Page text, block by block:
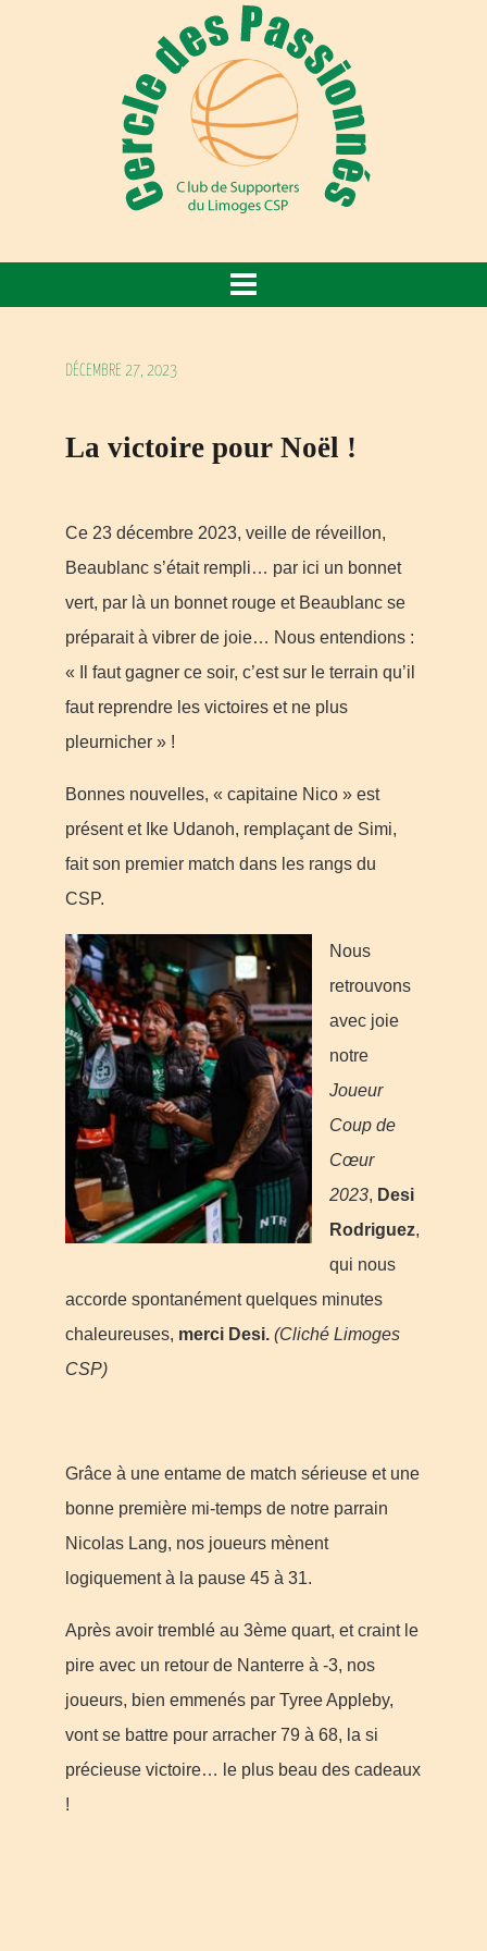
DÉCEMBRE 27, 2023
La victoire pour Noël !
Ce 23 décembre 2023, veille de réveillon,
Beaublanc s’était rempli… par ici un bonnet
vert, par là un bonnet rouge et Beaublanc se
préparait à vibrer de joie… Nous entendions :
« Il faut gagner ce soir, c’est sur le terrain qu’il
faut reprendre les victoires et ne plus
pleurnicher » !
Bonnes nouvelles, « capitaine Nico » est
présent et Ike Udanoh, remplaçant de Simi,
fait son premier match dans les rangs du
CSP.
Nous
retrouvons
avec joie
notre
Joueur
Coup de
Cœur
2023, Desi
Rodriguez,
qui nous
accorde spontanément quelques minutes
chaleureuses, merci Desi. (Cliché Limoges
CSP)
Grâce à une entame de match sérieuse et une
bonne première mi-temps de notre parrain
Nicolas Lang, nos joueurs mènent
logiquement à la pause 45 à 31.
Après avoir tremblé au 3ème quart, et craint le
pire avec un retour de Nanterre à -3, nos
joueurs, bien emmenés par Tyree Appleby,
vont se battre pour arracher 79 à 68, la si
précieuse victoire… le plus beau des cadeaux
!